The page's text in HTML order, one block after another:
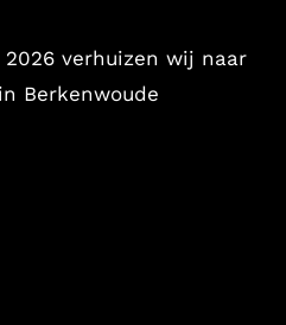
verhuizen wij naar
Berkenwoude